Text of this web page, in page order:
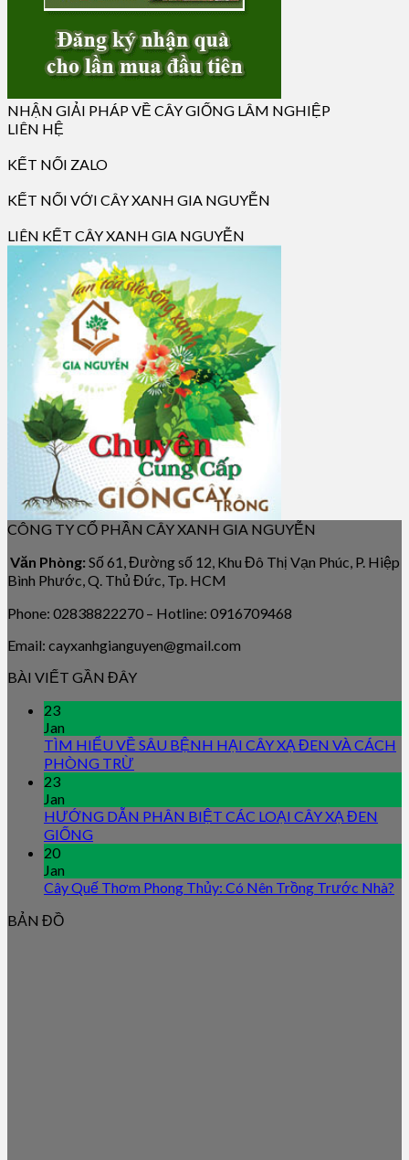
NHẬN GIẢI PHÁP VỀ CÂY GIỐNG LÂM NGHIỆP
LIÊN HỆ
KẾT NỐI ZALO
KẾT NỐI VỚI CÂY XANH GIA NGUYỄN
LIÊN KẾT CÂY XANH GIA NGUYỄN
CÔNG TY CỔ PHẦN CÂY XANH GIA NGUYỄN
Văn Phòng: Số 61, Đường số 12, Khu Đô Thị Vạn Phúc, P. Hiệp
Bình Phước, Q. Thủ Đức, Tp. HCM
Phone: 02838822270 – Hotline: 0916709468
Email: cayxanhgianguyen@gmail.com
BÀI VIẾT GẦN ĐÂY
23
Jan
TÌM HIỂU VỀ SÂU BỆNH HẠI CÂY XẠ ĐEN VÀ CÁCH
PHÒNG TRỪ
23
Jan
HƯỚNG DẪN PHÂN BIỆT CÁC LOẠI CÂY XẠ ĐEN
GIỐNG
20
Jan
Cây Quế Thơm Phong Thủy: Có Nên Trồng Trước Nhà?
BẢN ĐỒ